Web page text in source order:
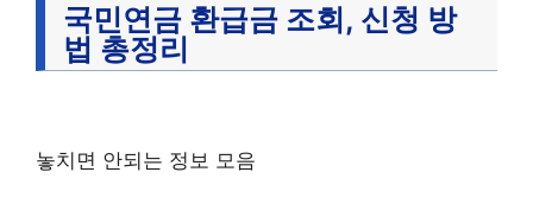
국민연금 환급금 조회, 신청 방
법 총정리
놓치면 안되는 정보 모음